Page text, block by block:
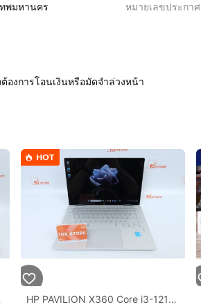
พมหานคร หมายเลขประกาศ
องการโอนเงินหรือมัดจำล่วงหน้า
HOT
HP PAVILION X360 Core i3-1215U RAM8.512GB